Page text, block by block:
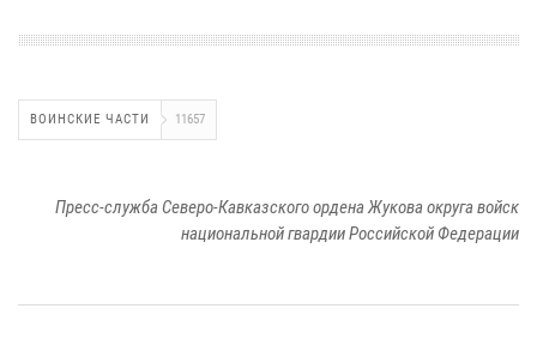
ВОИНСКИЕ ЧАСТИ 11657
Пресс-служба Северо-Кавказского ордена Жукова округа войск
национальной гвардии Российской Федерации